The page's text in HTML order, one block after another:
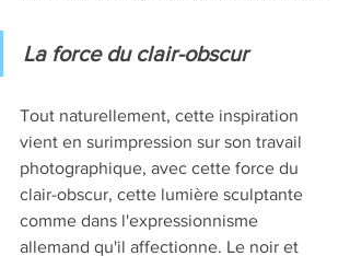
La force du clair-obscur
Tout naturellement, cette inspiration
vient en surimpression sur son travail
photographique, avec cette force du
clair-obscur, cette lumière sculptante
comme dans l'expressionnisme
allemand qu'il affectionne. Le noir et